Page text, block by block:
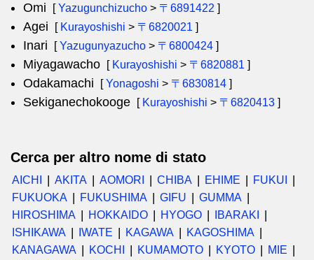
Omi [Yazugunchizucho > 〒6891422 ]
Agei [ Kurayoshishi > 〒6820021 ]
Inari [Yazugunyazucho > 〒6800424 ]
Miyagawacho [ Kurayoshishi > 〒6820881 ]
Odakamachi [Yonagoshi > 〒6830814 ]
Sekiganechokooge [ Kurayoshishi > 〒6820413 ]
Cerca per altro nome di stato
AICHI AKITA AOMORI CHIBA EHIME
FUKUI
FUKUOKA
FUKUSHIMA GIFU
GUMMA
HIROSHIMA
HOKKAIDO HYOGO
IBARAKI
ISHIKAWA
IWATE KAGAWA
KAGOSHIMA
KANAGAWA
KOCHI KUMAMOTO KYOTO
MIE